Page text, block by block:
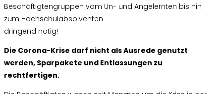
Beschäftigtengruppen vom Un- und Angelernten bis hin
zum Hochschulabsolventen
dringend nötig!
Die Corona-Krise darf nicht als Ausrede genutzt
werden, Sparpakete und Entlassungen zu
rechtfertigen.